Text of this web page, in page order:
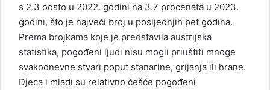
s 2.3 odsto u 2022. godini na 3.7 procenata u 2023.
godini, što je najveći broj u posljednjih pet godina.
Prema brojkama koje je predstavila austrijska
statistika, pogođeni ljudi nisu mogli priuštiti mnoge
svakodnevne stvari poput stanarine, grijanja ili hrane.
Djeca i mladi su relativno češće pogođeni